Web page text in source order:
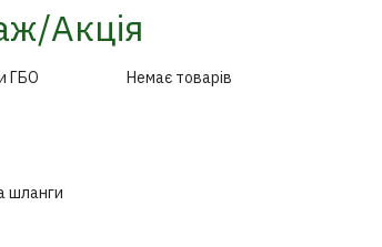
Акція
Немає товарів
ГБО
шланги